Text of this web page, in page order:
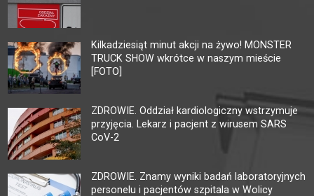
Kilkadziesiąt minut akcji na żywo! MONSTER
TRUCK SHOW wkrótce w naszym mieście
[FOTO]
ZDROWIE. Oddział kardiologiczny wstrzymuje
przyjęcia. Lekarz i pacjent z wirusem SARS
CoV-2
ZDROWIE. Znamy wyniki badań laboratoryjnych
personelu i pacjentów szpitala w Wolicy